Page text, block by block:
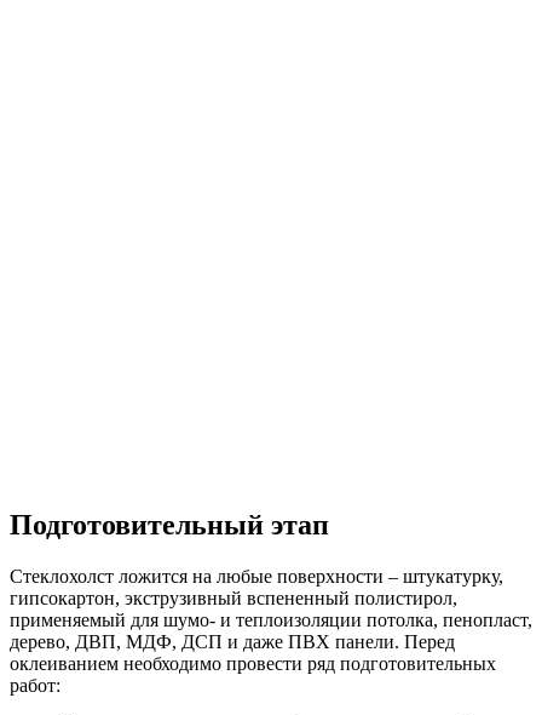
Подготовительный этап
Стеклохолст ложится на любые поверхности – штукатурку,
гипсокартон, экструзивный вспененный полистирол,
применяемый для шумо- и теплоизоляции потолка, пенопласт,
дерево, ДВП, МДФ, ДСП и даже ПВХ панели. Перед
оклеиванием необходимо провести ряд подготовительных
работ: